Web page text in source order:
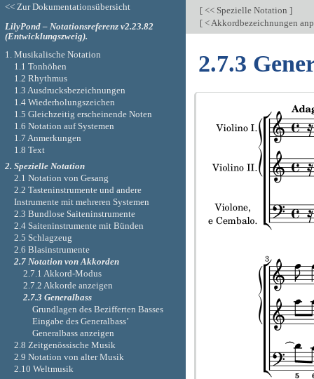
[<< Spezielle Notation ]
[< Akkordbezeichnungen
2.7.3
<< Zur Dokumentationsübersicht
LilyPond – Notationsreferenz v2.23.82
(Entwicklungszweig).
1. Musikalische Notation
1.1 Tonhöhen
1.2 Rhythmus
1.3 Ausdrucksbezeichnungen
1.4 Wiederholungszeichen
1.5 Gleichzeitig erscheinende Noten
1.6 Notation auf Systemen
1.7 Anmerkungen
1.8 Text
2. Spezielle Notation
2.1 Notation von Gesang
2.2 Tasteninstrumente und andere
Instrumente mit mehreren Systemen
2.3 Bundlose Saiteninstrumente
2.4 Saiteninstrumente mit Bünden
2.5 Schlagzeug
2.6 Blasinstrumente
2.7 Notation von Akkorden
2.7.1 Akkord-Modus
2.7.2 Akkorde anzeigen
2.7.3 Generalbass
Grundlagen des Bezifferten Basses
Eingabe des Generalbass’
Generalbass anzeigen
2.8 Zeitgenössische Musik
2.9 Notation von alter Musik
2.10 Weltmusik